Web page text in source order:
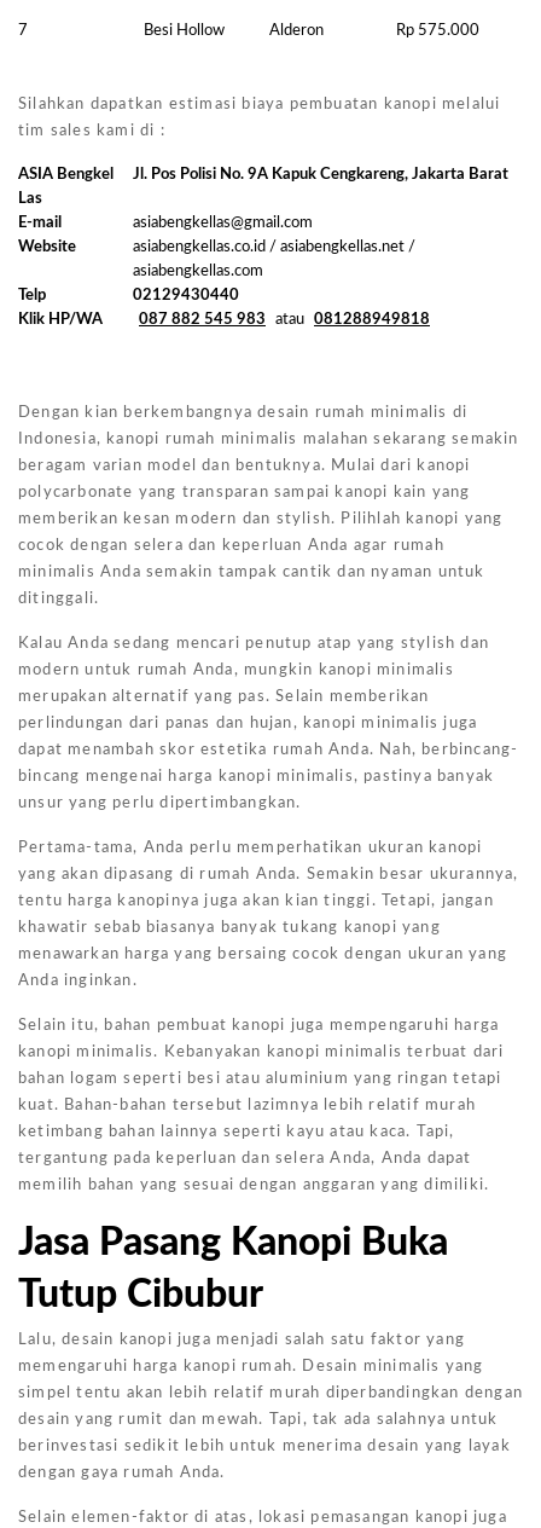
7 Besi Hollow Alderon Rp 575.000
Silahkan dapatkan estimasi biaya pembuatan kanopi melalui
tim sales kami di :
ASIA Bengkel
Las
Jl. Pos Polisi No. 9A Kapuk Cengkareng, Jakarta Barat
E-mail
asiabengkellas@gmail.com
Website
asiabengkellas.co.id / asiabengkellas.net /
asiabengkellas.com
Telp
02129430440
Klik HP/WA
087 882 545 983 atau 081288949818
Dengan kian berkembangnya desain rumah minimalis di
Indonesia, kanopi rumah minimalis malahan sekarang semakin
beragam varian model dan bentuknya. Mulai dari kanopi
polycarbonate yang transparan sampai kanopi kain yang
memberikan kesan modern dan stylish. Pilihlah kanopi yang
cocok dengan selera dan keperluan Anda agar rumah
minimalis Anda semakin tampak cantik dan nyaman untuk
ditinggali.
Kalau Anda sedang mencari penutup atap yang stylish dan
modern untuk rumah Anda, mungkin kanopi minimalis
merupakan alternatif yang pas. Selain memberikan
perlindungan dari panas dan hujan, kanopi minimalis juga
dapat menambah skor estetika rumah Anda. Nah, berbincang-
bincang mengenai harga kanopi minimalis, pastinya banyak
unsur yang perlu dipertimbangkan.
Pertama-tama, Anda perlu memperhatikan ukuran kanopi
yang akan dipasang di rumah Anda. Semakin besar ukurannya,
tentu harga kanopinya juga akan kian tinggi. Tetapi, jangan
khawatir sebab biasanya banyak tukang kanopi yang
menawarkan harga yang bersaing cocok dengan ukuran yang
Anda inginkan.
Selain itu, bahan pembuat kanopi juga mempengaruhi harga
kanopi minimalis. Kebanyakan kanopi minimalis terbuat dari
bahan logam seperti besi atau aluminium yang ringan tetapi
kuat. Bahan-bahan tersebut lazimnya lebih relatif murah
ketimbang bahan lainnya seperti kayu atau kaca. Tapi,
tergantung pada keperluan dan selera Anda, Anda dapat
memilih bahan yang sesuai dengan anggaran yang dimiliki.
Jasa Pasang Kanopi Buka
Tutup Cibubur
Lalu, desain kanopi juga menjadi salah satu faktor yang
memengaruhi harga kanopi rumah. Desain minimalis yang
simpel tentu akan lebih relatif murah diperbandingkan dengan
desain yang rumit dan mewah. Tapi, tak ada salahnya untuk
berinvestasi sedikit lebih untuk menerima desain yang layak
dengan gaya rumah Anda.
Selain elemen-faktor di atas, lokasi pemasangan kanopi juga